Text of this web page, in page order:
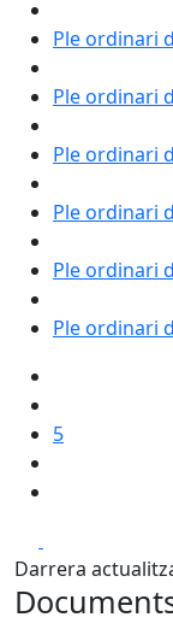
Ple ordinari
Ple ordinari
Ple ordinari
Ple ordinari
Ple ordinari
Ple ordinari
5
Darrera